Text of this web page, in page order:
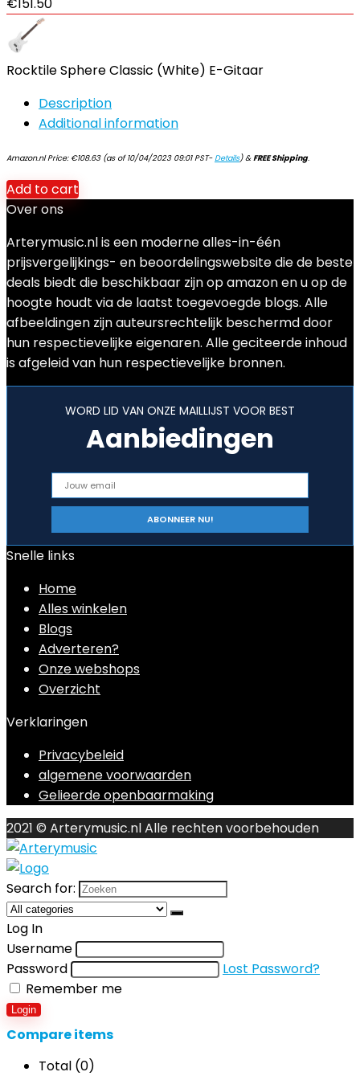
Rocktile Sphere Classic (White) E-Gitaar
Description
Additional information
Amazon.nl Price: €108.63(as of 10/04/2023 09:01 PST-Details)&FREE Shipping.
Add to cart
Over ons
Arterymusic.nl is een moderne alles-in-één
prijsvergelijkings- en beoordelingswebsite die de beste
deals biedt die beschikbaar zijn op amazon en u op de
hoogte houdt via de laatst toegevoegde blogs. Alle
afbeeldingen zijn auteursrechtelijk beschermd door
hun respectievelijke eigenaren. Alle geciteerde inhoud
is afgeleid van hun respectievelijke bronnen.
WORD LID VAN ONZE MAILLIJST VOOR BEST
Aanbiedingen
Snelle links
Home
Alles winkelen
Blogs
Adverteren?
Onze webshops
Overzicht
Verklaringen
Privacybeleid
algemene voorwaarden
Gelieerde openbaarmaking
2021 © Arterymusic.nl Alle rechten voorbehouden
Search for:
Log In
Username
Password
Lost Password?
Remember me
Login
Compare items
Total (0)